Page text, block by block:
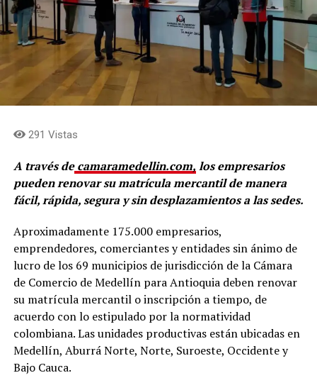
291 Vistas
A través de camaramedellin.com, los empresarios
pueden renovar su matrícula mercantil de manera
fácil, rápida, segura y sin desplazamientos a las sedes.
Aproximadamente 175.000 empresarios,
emprendedores, comerciantes y entidades sin ánimo de
lucro de los 69 municipios de jurisdicción de la Cámara
de Comercio de Medellín para Antioquia deben renovar
su matrícula mercantil o inscripción a tiempo, de
acuerdo con lo estipulado por la normatividad
colombiana. Las unidades productivas están ubicadas en
Medellín, Aburrá Norte, Norte, Suroeste, Occidente y
Bajo Cauca.